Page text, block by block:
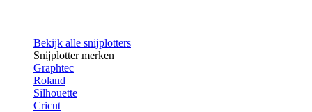
Bekijk alle snijplotters
Snijplotter merken
Graphtec
Roland
Silhouette
Cricut